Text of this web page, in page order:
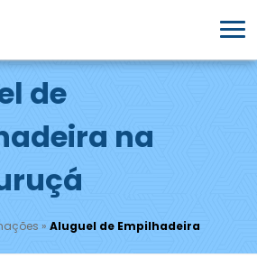
de
na
» Aluguel de Empilhadeira